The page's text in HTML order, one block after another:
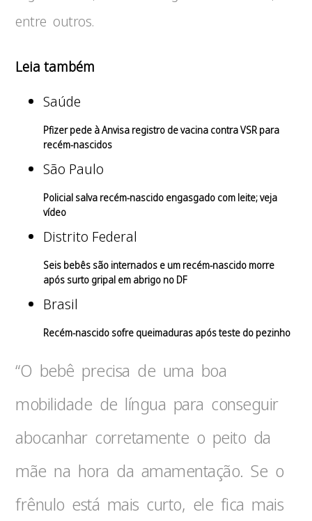
entre outros.
Leia também
Saúde
Pfizer pede à Anvisa registro de vacina contra VSR para
recém-nascidos
São Paulo
Policial salva recém-nascido engasgado com leite; veja
vídeo
Distrito Federal
Seis bebês são internados e um recém-nascido morre
após surto gripal em abrigo no DF
Brasil
Recém-nascido sofre queimaduras após teste do pezinho
“O bebê precisa de uma boa
mobilidade de língua para conseguir
abocanhar corretamente o peito da
mãe na hora da amamentação. Se o
frênulo está mais curto, ele fica mais